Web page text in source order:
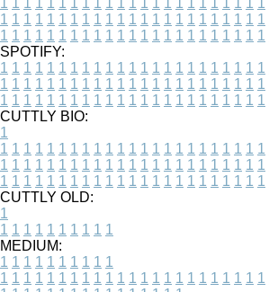
1 1 1 1 1 1 1 1 1 1 1 1 1 1 1 1 1 1 1 1 1 1 1
1 1 1 1 1 1 1 1 1 1 1 1 1 1 1 1 1 1 1 1 1 1 1
SPOTIFY:
1 1 1 1 1 1 1 1 1 1 1 1 1 1 1 1 1 1 1 1 1 1 1
1 1 1 1 1 1 1 1 1 1 1 1 1 1 1 1 1 1 1 1 1 1 1
1 1 1 1 1 1 1 1 1 1 1 1 1 1 1 1 1 1 1 1 1 1 1
CUTTLY BIO:
1
1 1 1 1 1 1 1 1 1 1 1 1 1 1 1 1 1 1 1 1 1 1 1
1 1 1 1 1 1 1 1 1 1 1 1 1 1 1 1 1 1 1 1 1 1 1
1 1 1 1 1 1 1 1 1 1 1 1 1 1 1 1 1 1 1 1 1 1 1
CUTTLY OLD:
1
1 1 1 1 1 1 1 1 1 1
MEDIUM:
1 1 1 1 1 1 1 1 1 1
1 1 1 1 1 1 1 1 1 1 1 1 1 1 1 1 1 1 1 1 1 1 1